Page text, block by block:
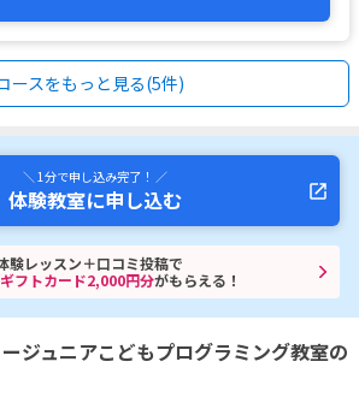
ースをもっと見る(5件)
＼ 1分で申し込み完了！ ／
体験教室に申し込む
験レッスン＋口コミ投稿で
フトカード2,000円分がもらえる！
ジュニアこどもプログラミング教室の